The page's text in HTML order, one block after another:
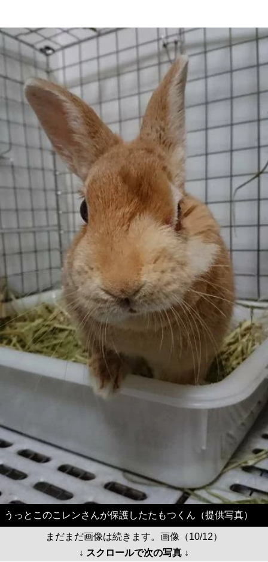
うっとこのこレンさんが保護したたもつくん（提供写真）
まだまだ画像は続きます。画像（10/12）
↓ スクロールで次の写真 ↓